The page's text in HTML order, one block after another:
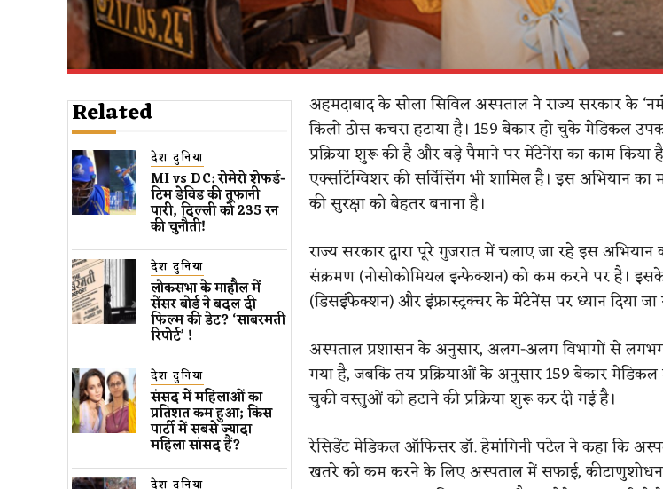
Related
देश दुनिया
MI vs DC: रोमेरो शेफर्ड-
टिम डेविड की तूफानी
पारी, दिल्ली को 235 रन
की चुनौती!
देश दुनिया
लोकसभा के माहौल में
सेंसर बोर्ड ने बदल दी
फिल्म की डेट? ‘साबरमती
रिपोर्ट’ !
देश दुनिया
संसद में महिलाओं का
प्रतिशत कम ​हुआ​; किस
पार्टी में सबसे ज्यादा
महिला सांसद हैं?
अहमदाबाद के सोला सिविल अस्पताल ने राज्य सरकार के
किलो ठोस कचरा हटाया है। 159 बेकार हो चुके मेडिकल
प्रक्रिया शुरू की है और बड़े पैमाने पर मेंटेनेंस का काम किया
एक्सटिंग्विशर की सर्विसिंग भी शामिल है। इस अभियान
की सुरक्षा को बेहतर बनाना है।
राज्य सरकार द्वारा पूरे गुजरात में चलाए जा रहे इस
संक्रमण (नोसोकोमियल इन्फेक्शन) को कम करने पर है।
(डिसइंफेक्शन) और इंफ्रास्ट्रक्चर के मेंटेनेंस पर ध्यान दिया जा
अस्पताल प्रशासन के अनुसार, अलग-अलग विभागों से लगभग
गया है, जबकि तय प्रक्रियाओं के अनुसार 159 बेकार
चुकी वस्तुओं को हटाने की प्रक्रिया शुरू कर दी गई है।
रेसिडेंट मेडिकल ऑफिसर डॉ. हेमांगिनी पटेल ने कहा कि
खतरे को कम करने के लिए अस्पताल में सफाई,